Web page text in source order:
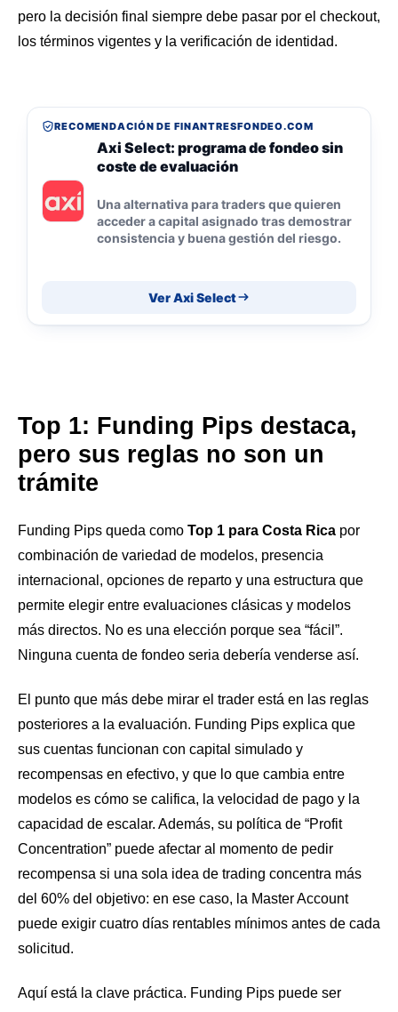
pero la decisión final siempre debe pasar por el checkout,
los términos vigentes y la verificación de identidad.
RECOMENDACIÓN DE FINANTRESFONDEO.COM
Axi Select: programa de fondeo sin
coste de evaluación
Una alternativa para traders que quieren
acceder a capital asignado tras demostrar
consistencia y buena gestión del riesgo.
Ver Axi Select
Top 1: Funding Pips destaca,
pero sus reglas no son un
trámite
Funding Pips queda como Top 1 para Costa Rica por
combinación de variedad de modelos, presencia
internacional, opciones de reparto y una estructura que
permite elegir entre evaluaciones clásicas y modelos
más directos. No es una elección porque sea “fácil”.
Ninguna cuenta de fondeo seria debería venderse así.
El punto que más debe mirar el trader está en las reglas
posteriores a la evaluación. Funding Pips explica que
sus cuentas funcionan con capital simulado y
recompensas en efectivo, y que lo que cambia entre
modelos es cómo se califica, la velocidad de pago y la
capacidad de escalar. Además, su política de “Profit
Concentration” puede afectar al momento de pedir
recompensa si una sola idea de trading concentra más
del 60% del objetivo: en ese caso, la Master Account
puede exigir cuatro días rentables mínimos antes de cada
solicitud.
Aquí está la clave práctica. Funding Pips puede ser